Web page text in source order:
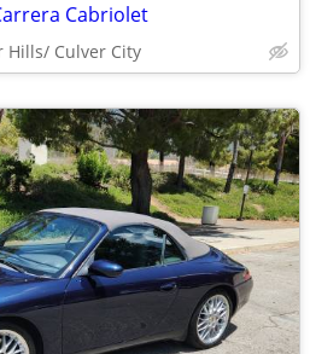
Cabriolet
Hills/ Culver City